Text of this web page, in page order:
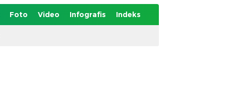
Foto Video Infografis Indeks